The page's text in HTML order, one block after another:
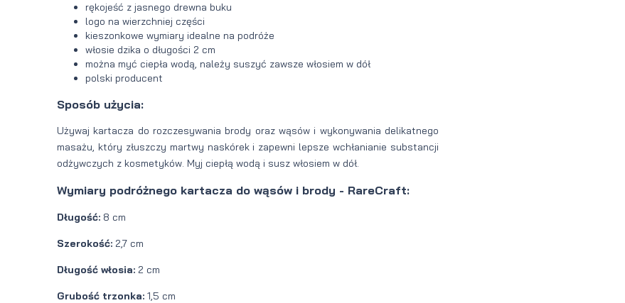
rękojeść z jasnego drewna buku
logo na wierzchniej części
kieszonkowe wymiary idealne na podróże
włosie dzika o długości 2 cm
można myć ciepła wodą, należy suszyć zawsze włosiem w dół
polski producent
Sposób użycia:
Używaj kartacza do rozczesywania brody oraz wąsów i wykonywania delikatnego
masażu, który złuszczy martwy naskórek i zapewni lepsze wchłanianie substancji
odżywczych z kosmetyków. Myj ciepłą wodą i susz włosiem w dół.
Wymiary podróżnego kartacza do wąsów i brody - RareCraft:
Długość: 8 cm
Szerokość: 2,7 cm
Długość włosia: 2 cm
Grubość trzonka: 1,5 cm